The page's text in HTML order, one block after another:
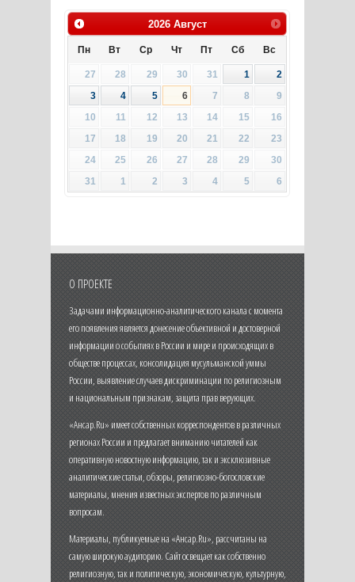
2026 Август
Пн Вт Ср Чт Пт Сб Вс
27 28 29 30 31 1
2
3
4 5 6 7 8
9
10
11 12 13 14 15
16
17
18 19 20 21 22
23
24
25 26 27 28 29
30
31
1 2 3 4 5 6
О ПРОЕКТЕ
Задачами информационно-аналитического канала с момента
его появления является донесение объективной и достоверной
информации о событиях в России и мире и происходящих в
обществе процессах, консолидация мусульманской уммы
России, выявление случаев дискриминации по религиозным
и национальным признакам, защита прав верующих.
«Ансар.Ru» имеет собственных корреспондентов в различных
регионах России и предлагает вниманию читателей как
оперативную новостную информацию, так и эксклюзивные
аналитические статьи, обзоры, религиозно-богословские
материалы, мнения известных экспертов по различным
вопросам.
Материалы, публикуемые на «Ансар.Ru», рассчитаны на
самую широкую аудиторию. Сайт освещает как собственно
религиозную, так и политическую, экономическую, культурную,